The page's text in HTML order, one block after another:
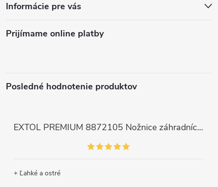
Informácie pre vás
Prijímame online platby
Posledné hodnotenie produktov
EXTOL PREMIUM 8872105 Nožnice záhradnícke dlhé úzke, 200mm, max. prestrih Ø6mm
+ Ľahké a ostré